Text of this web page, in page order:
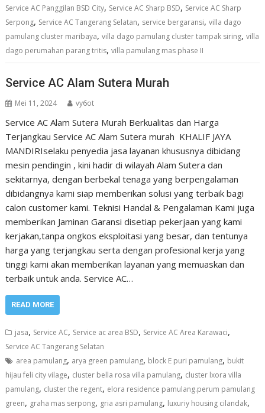
Service AC Panggilan BSD City, Service AC Sharp BSD, Service AC Sharp
Serpong, Service AC Tangerang Selatan, service bergaransi,villa dago
pamulang cluster maribaya,villa dago pamulang cluster tampak siring,villa
dago perumahan parang tritis,villa pamulang mas phase II
Service AC Alam Sutera Murah
Mei 11, 2024 vy6ot
Service AC Alam Sutera Murah Berkualitas dan Harga
Terjangkau Service AC Alam Sutera murah KHALIF JAYA
MANDIRIselaku penyedia jasa layanan khususnya dibidang
mesin pendingin , kini hadir di wilayah Alam Sutera dan
sekitarnya, dengan berbekal tenaga yang berpengalaman
dibidangnya kami siap memberikan solusi yang terbaik bagi
calon customer kami. Teknisi Handal & Pengalaman Kami juga
memberikan Jaminan Garansi disetiap pekerjaan yang kami
kerjakan,tanpa ongkos eksploitasi yang besar, dan tentunya
harga yang terjangkau serta dengan profesional kerja yang
tinggi kami akan memberikan layanan yang memuaskan dan
terbaik untuk anda. Service AC…
READ MORE
jasa, Service AC, Service ac area BSD, Service AC Area Karawaci,
Service AC Tangerang Selatan
area pamulang, arya green pamulang, block E puri pamulang, bukit
hijau feli city vilage, cluster bella rosa villa pamulang, cluster lxora villa
pamulang, cluster the regent, elora residence pamulang.perum pamulang
green, graha mas serpong, gria asri pamulang, luxuriy housing cilandak,